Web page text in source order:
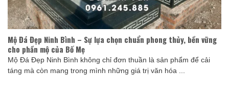
Mộ Đá Đẹp Ninh Bình – Sự lựa chọn chuẩn phong thủy, bền vững
cho phần mộ của Bố Mẹ
Mộ Đá Đẹp Ninh Bình không chỉ đơn thuần là sản phẩm để cải
táng mà còn mang trong mình những giá trị văn hóa ...